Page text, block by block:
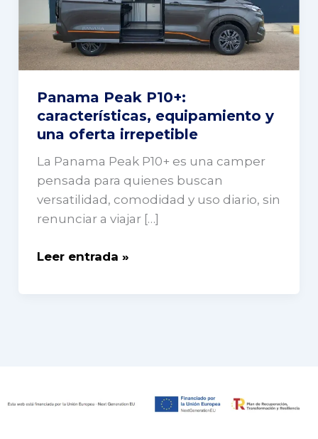
Panama Peak P10+:
características, equipamiento y
una oferta irrepetible
La Panama Peak P10+ es una camper
pensada para quienes buscan
versatilidad, comodidad y uso diario, sin
renunciar a viajar […]
una
oferta
irrepetible
Leer entrada »